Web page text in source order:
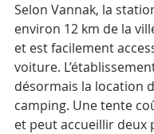
Selon Vannak, la
environ 12 km de la
et est facilement
voiture.
désormais la location
camping. Une tente
et peut accueillir deux